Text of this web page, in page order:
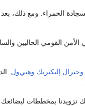
حيث قامت حرفياً بطرح السجادة الحمراء.
القومي الحاليين
وجنرال إليكتريك وهني‌ول.
1.3 مليار شخص في الصين، فسيتعين عليك تزويدنا